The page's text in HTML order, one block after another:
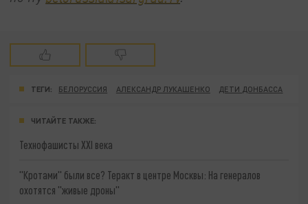
ТЕГИ: БЕЛОРУССИЯ АЛЕКСАНДР ЛУКАШЕНКО ДЕТИ ДОНБАССА
ЧИТАЙТЕ ТАКЖЕ:
Технофашисты XXI века
"Кротами" были все? Теракт в центре Москвы: На генералов
охотятся "живые дроны"